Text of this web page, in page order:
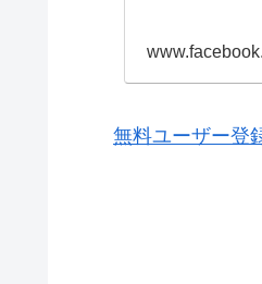
無料ユーザー登